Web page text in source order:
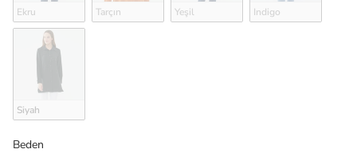
Ekru Tarçın Yeşil Indigo
Siyah
Beden
Beden